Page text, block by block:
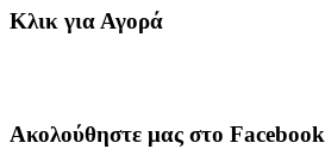
Κλικ για Αγορά
Ακολούθηστε μας στο Facebook